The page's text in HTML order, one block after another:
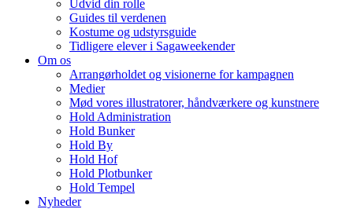
Udvid din rolle
Guides til verdenen
Kostume og udstyrsguide
Tidligere elever i Sagaweekender
Om os
Arrangørholdet og visionerne for kampagnen
Medier
Mød vores illustratorer, håndværkere og kunstnere
Hold Administration
Hold Bunker
Hold By
Hold Hof
Hold Plotbunker
Hold Tempel
Nyheder